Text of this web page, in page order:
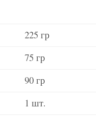
225 гр
75 гр
90 гр
1 шт.